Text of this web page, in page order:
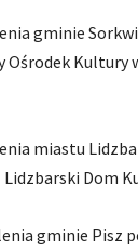
gminie
Kultury
miastu
Dom
gminie Pisz